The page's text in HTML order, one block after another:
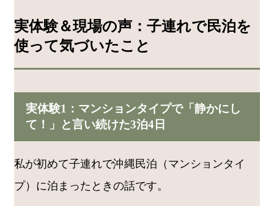
実体験＆現場の声：子連れで民泊を
使って気づいたこと
実体験1：マンションタイプで「静かにし
て！」と言い続けた3泊4日
私が初めて子連れで沖縄民泊（マンションタイ
プ）に泊まったときの話です。